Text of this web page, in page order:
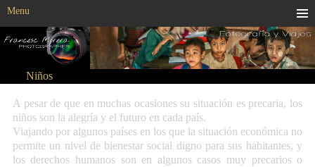
Niños
Menu
A pesar de que en muchas ocasiones su situación es precaria, los
niños son la alegría y el futuro en cada país.
Viajando por algunos países en los que la situación económica no
permite un nivel de bienestar social digno para sus habitantes, y
los derechos humanos son en algunos casos muy precarios o